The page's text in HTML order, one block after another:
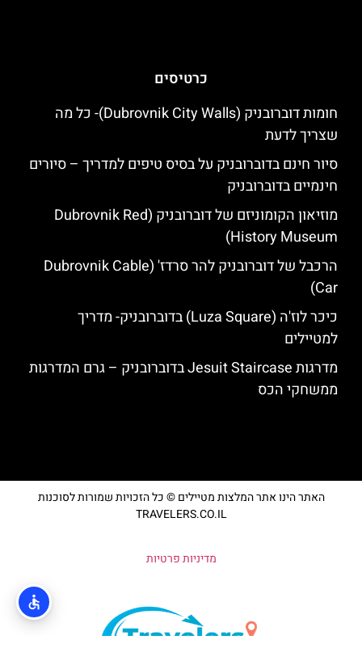
כרטיסים
חומות דוברובניק (Dubrovnik City Walls)- כל מה
שצריך לדעת
סיור חינם בדוברובניק על בסיס טיפים למדריך – סיורים
חינמיים בדוברובניק
מוזיאון הקומוניזם של דוברובניק (Dubrovnik Red
History Museum)
הרכבל של דוברובניק להר סרדז' (Dubrovnik Cable
Car)
כיכר לוז'ה (Luza Square) בדוברובניק- מדריך
למטיילים
מדרגות Jesuit Staircase בדוברובניק – גרם המדרגות
ממשחקי הכס
האתר הינו אתר המלצות מטיילים © כל הזכויות שמורות לסוכנות
TRAVELERS.CO.IL
מדיניות פרטיות